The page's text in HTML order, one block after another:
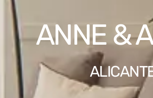
ANNE &